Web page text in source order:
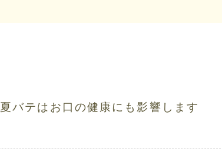
夏バテはお口の健康にも影響します